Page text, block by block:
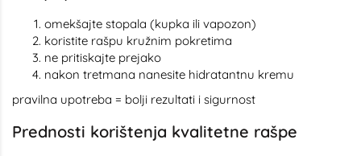
omekšajte stopala (kupka ili vapozon)
koristite rašpu kružnim pokretima
ne pritiskajte prejako
nakon tretmana nanesite hidratantnu kremu
pravilna upotreba = bolji rezultati i sigurnost
Prednosti korištenja kvalitetne rašpe